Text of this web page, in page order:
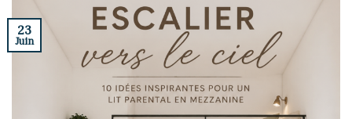
23
Juin